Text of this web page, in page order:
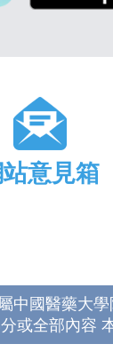
意見箱
中國醫藥大
或全部內容